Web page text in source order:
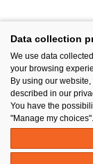
Data collection
We use data
your browsing
By using our
described in our
You have the
"Manage my choices".